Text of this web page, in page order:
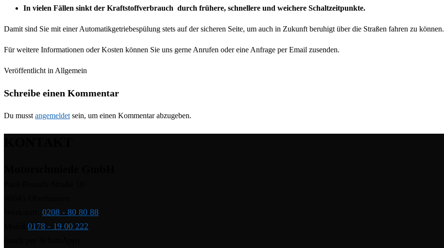
In vielen Fällen sinkt der Kraftstoffverbrauch durch frühere, schnellere und weichere Schaltzeitpunkte.
Damit sind Sie mit einer Automatikgetriebespülung stets auf der sicheren Seite, um auch in Zukunft beruhigt über die Straßen fahren zu können.
Für weitere Informationen oder Kosten können Sie uns gerne Anrufen oder eine Anfrage per Email zusenden.
Veröffentlicht in Allgemein
Schreibe einen Kommentar
Du musst angemeldet sein, um einen Kommentar abzugeben.
0208 - 80 80 88
0178 - 19 00 222